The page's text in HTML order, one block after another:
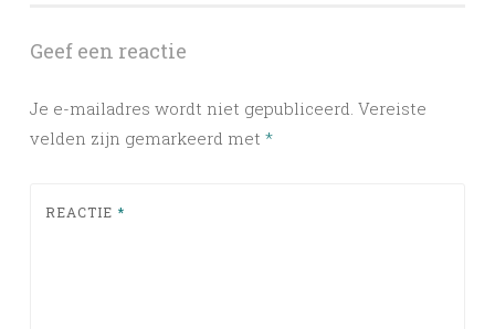
Geef een reactie
Je e-mailadres wordt niet gepubliceerd. Vereiste
velden zijn gemarkeerd met *
REACTIE *